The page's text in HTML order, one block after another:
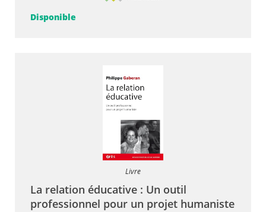
Disponible
Livre
La relation éducative : Un outil
professionnel pour un projet humaniste